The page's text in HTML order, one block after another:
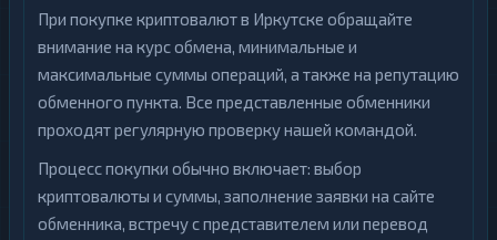
При покупке криптовалют в Иркутске обращайте
внимание на курс обмена, минимальные и
максимальные суммы операций, а также на репутацию
обменного пункта. Все представленные обменники
проходят регулярную проверку нашей командой.
Процесс покупки обычно включает: выбор
криптовалюты и суммы, заполнение заявки на сайте
обменника, встречу с представителем или перевод